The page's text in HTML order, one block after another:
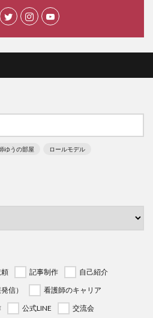
ゆうの部屋 ロールモデル
記事制作
自己紹介
信）
看護師のキャリア
公式LINE
交流会